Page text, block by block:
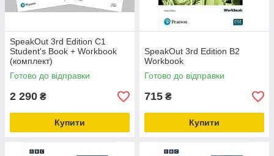
SpeakOut 3rd Edition C1
Student's Book + Workbook
(комплект)
Готово до відправки
2 290 ₴
Купити
SpeakOut 3rd Edition B2
Workbook
Готово до відправки
715 ₴
Купити